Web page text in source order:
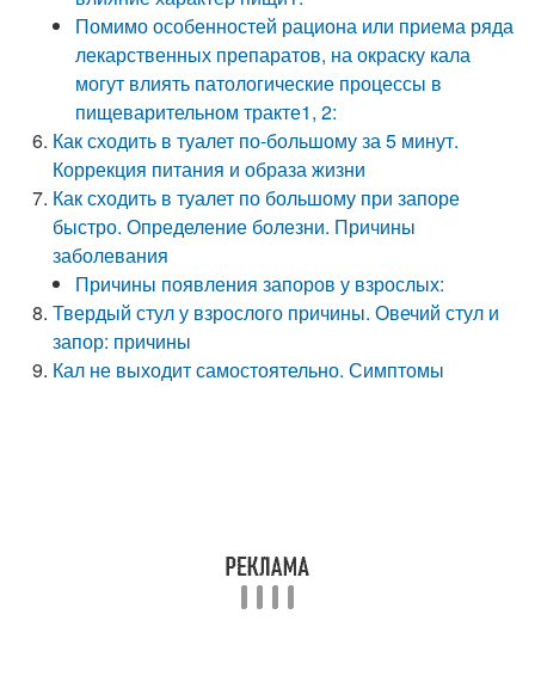
Помимо особенностей рациона или приема ряда
лекарственных препаратов, на окраску кала
могут влиять патологические процессы в
пищеварительном тракте1, 2:
Как сходить в туалет по-большому за 5 минут.
Коррекция питания и образа жизни
Как сходить в туалет по большому при запоре
быстро. Определение болезни. Причины
заболевания
Причины появления запоров у взрослых:
Твердый стул у взрослого причины. Овечий стул и
запор: причины
Кал не выходит самостоятельно. Симптомы